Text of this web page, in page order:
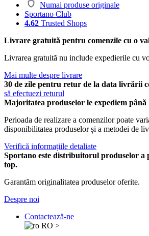
Numai produse originale
Sportano Club
4.62 Trusted Shops
Livrare gratuită pentru comenzile cu o
Livrarea gratuită nu include expedierile cu
Mai multe despre livrare
30 de zile pentru retur de la data livrării
să efectuezi returul
Majoritatea produselor le expediem până
Perioada de realizare a comenzilor poate
disponibilitatea produselor și a metodei de
Verifică informațiile detaliate
Sportano este distribuitorul produselor a
top.
Garantăm originalitatea produselor oferite.
Despre noi
Contactează-ne
RO >